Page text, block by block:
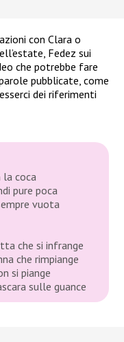
con Clara o
Fedez sui
che potrebbe fare
pubblicate, come
dei riferimenti
la coca
pure poca
vuota
che si infrange
che rimpiange
si piange
sulle guance